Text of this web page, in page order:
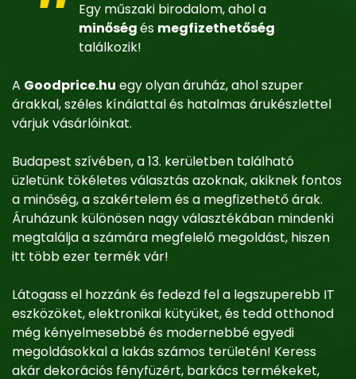
Egy műszaki birodalom, ahol a
minőségés megfizethetőség
találkozik!
A Goodprice.hu egy olyan áruház, ahol szuper
árakkal, széles kínálattal és hatalmas árukészlettel
várjuk vásárlóinkat.
Budapest szívében, a 13. kerületben található
üzletünk tökéletes választás azoknak, akiknek fontos
a minőség, a szakértelem és a megfizethető árak.
Áruházunk különösen nagy választékában mindenki
megtalálja a számára megfelelő megoldást, hiszen
itt több ezer termék vár!
Látogass el hozzánk és fedezd fel a legszuperebb IT
eszközöket, elektronikai kütyüket, és tedd otthonod
még kényelmesebbé és modernebbé egyedi
megoldásokkal a lakás számos területén! Keress
akár dekorációs fényfüzért, barkács termékeket,